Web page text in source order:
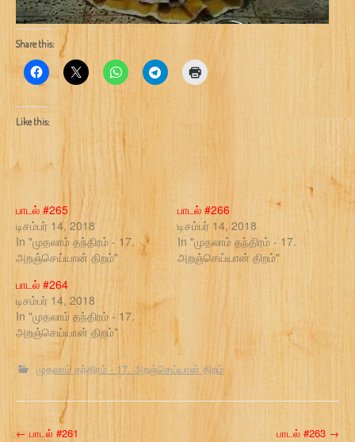
Share this:
Like this:
பாடல் #265
டிசம்பர் 14, 2018
In "முதலாம் தந்திரம் - 17.
அறஞ்செய்யான் திறம்"
பாடல் #266
டிசம்பர் 14, 2018
In "முதலாம் தந்திரம் - 17.
அறஞ்செய்யான் திறம்"
பாடல் #264
டிசம்பர் 14, 2018
In "முதலாம் தந்திரம் - 17.
அறஞ்செய்யான் திறம்"
முதலாம் தந்திரம் - 17. அறஞ்செய்யான் திறம்
← பாடல் #261 பாடல் #263 →